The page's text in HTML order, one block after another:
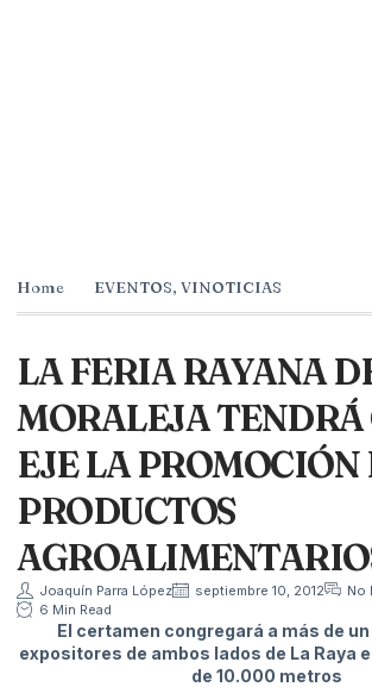
Home EVENTOS, VINOTICIAS
LA FERIA RAYANA
MORALEJA TENDRÁ
EJE LA PROMOCIÓN
PRODUCTOS
Joaquín Parra López septiembre 10, 2012
No
6 Min Read
El certamen congregará a más de
expositores de ambos lados de La Raya
de 10.000 metros